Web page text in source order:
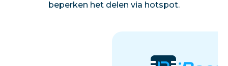
beperken het delen via hotspot.